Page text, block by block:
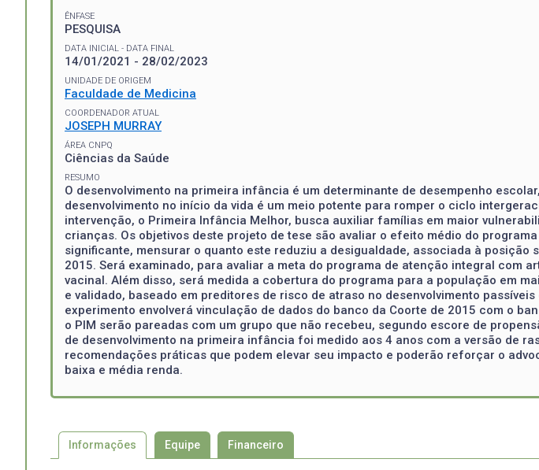
ÊNFASE
PESQUISA
DATA INICIAL - DATA FINAL
14/01/2021 - 28/02/2023
UNIDADE DE ORIGEM
Faculdade de Medicina
COORDENADOR ATUAL
JOSEPH MURRAY
ÁREA CNPQ
Ciências da Saúde
RESUMO
O desenvolvimento na primeira infância é um determinante de desempenho
desenvolvimento no início da vida é um meio potente para romper o ciclo
intervenção, o Primeira Infância Melhor, busca auxiliar famílias em maior
crianças. Os objetivos deste projeto de tese são avaliar o efeito médio do
significante, mensurar o quanto este reduziu a desigualdade, associada à
2015. Será examinado, para avaliar a meta do programa de atenção integral
vacinal. Além disso, será medida a cobertura do programa para a população em
e validado, baseado em preditores de risco de atraso no desenvolvimento
experimento envolverá vinculação de dados do banco da Coorte de 2015 com o
o PIM serão pareadas com um grupo que não recebeu, segundo escore de
de desenvolvimento na primeira infância foi medido aos 4 anos com a versão de
recomendações práticas que podem elevar seu impacto e poderão reforçar o
baixa e média renda.
Informações Equipe Financeiro